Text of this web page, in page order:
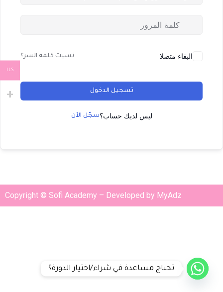
البقاء متصلا نسيت كلمة السر؟
تسجيل الدخول
ليس لديك حساب؟سجّل الآن
Copyright © Sofi Academy – Developed by MyAdz
ILS
تحتاج مساعدة في شراء/اختيار الدورة؟